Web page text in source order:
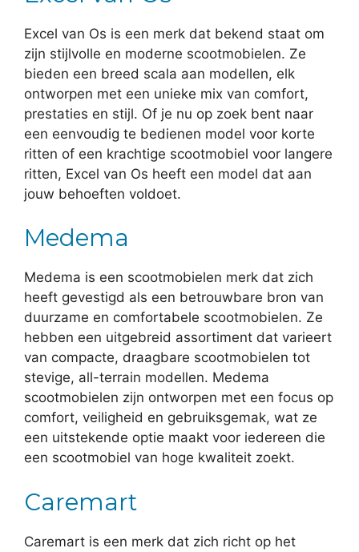
Excel van Os is een merk dat bekend staat om
zijn stijlvolle en moderne scootmobielen. Ze
bieden een breed scala aan modellen, elk
ontworpen met een unieke mix van comfort,
prestaties en stijl. Of je nu op zoek bent naar
een eenvoudig te bedienen model voor korte
ritten of een krachtige scootmobiel voor langere
ritten, Excel van Os heeft een model dat aan
jouw behoeften voldoet.
Medema
Medema is een scootmobielen merk dat zich
heeft gevestigd als een betrouwbare bron van
duurzame en comfortabele scootmobielen. Ze
hebben een uitgebreid assortiment dat varieert
van compacte, draagbare scootmobielen tot
stevige, all-terrain modellen. Medema
scootmobielen zijn ontworpen met een focus op
comfort, veiligheid en gebruiksgemak, wat ze
een uitstekende optie maakt voor iedereen die
een scootmobiel van hoge kwaliteit zoekt.
Caremart
Caremart is een merk dat zich richt op het